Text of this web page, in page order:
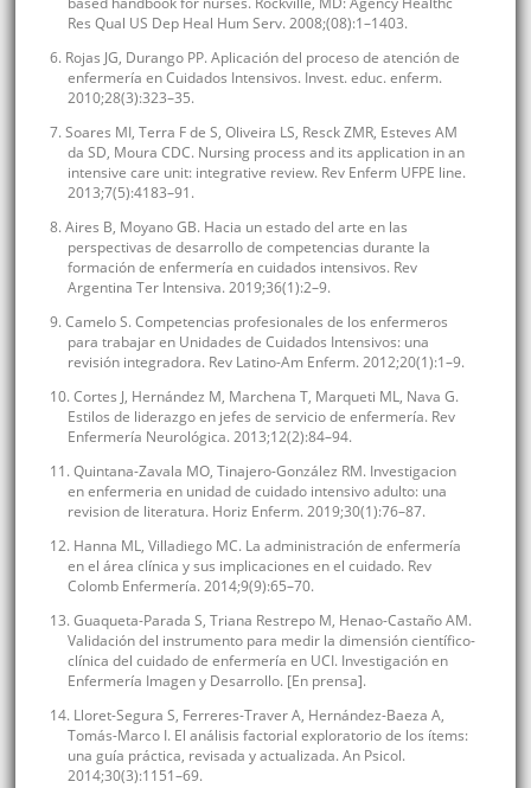
Res Qual US Dep Heal Hum Serv. 2008;(08):1–1403.
6. Rojas JG, Durango PP. Aplicación del proceso de atención de
enfermería en Cuidados Intensivos. Invest. educ. enferm.
2010;28(3):323–35.
7. Soares MI, Terra F de S, Oliveira LS, Resck ZMR, Esteves AM
da SD, Moura CDC. Nursing process and its application in an
intensive care unit: integrative review. Rev Enferm UFPE line.
2013;7(5):4183–91.
8. Aires B, Moyano GB. Hacia un estado del arte en las
perspectivas de desarrollo de competencias durante la
formación de enfermería en cuidados intensivos. Rev
Argentina Ter Intensiva. 2019;36(1):2–9.
9. Camelo S. Competencias profesionales de los enfermeros
para trabajar en Unidades de Cuidados Intensivos: una
revisión integradora. Rev Latino-Am Enferm. 2012;20(1):1–9.
10. Cortes J, Hernández M, Marchena T, Marqueti ML, Nava G.
Estilos de liderazgo en jefes de servicio de enfermería. Rev
Enfermería Neurológica. 2013;12(2):84–94.
11. Quintana-Zavala MO, Tinajero-González RM. Investigacion
en enfermeria en unidad de cuidado intensivo adulto: una
revision de literatura. Horiz Enferm. 2019;30(1):76–87.
12. Hanna ML, Villadiego MC. La administración de enfermería
en el área clínica y sus implicaciones en el cuidado. Rev
Colomb Enfermería. 2014;9(9):65–70.
13. Guaqueta-Parada S, Triana Restrepo M, Henao-Castaño AM.
Validación del instrumento para medir la dimensión científico-
clínica del cuidado de enfermería en UCI. Investigación en
Enfermería Imagen y Desarrollo. [En prensa].
14. Lloret-Segura S, Ferreres-Traver A, Hernández-Baeza A,
Tomás-Marco I. El análisis factorial exploratorio de los ítems:
una guía práctica, revisada y actualizada. An Psicol.
2014;30(3):1151–69.